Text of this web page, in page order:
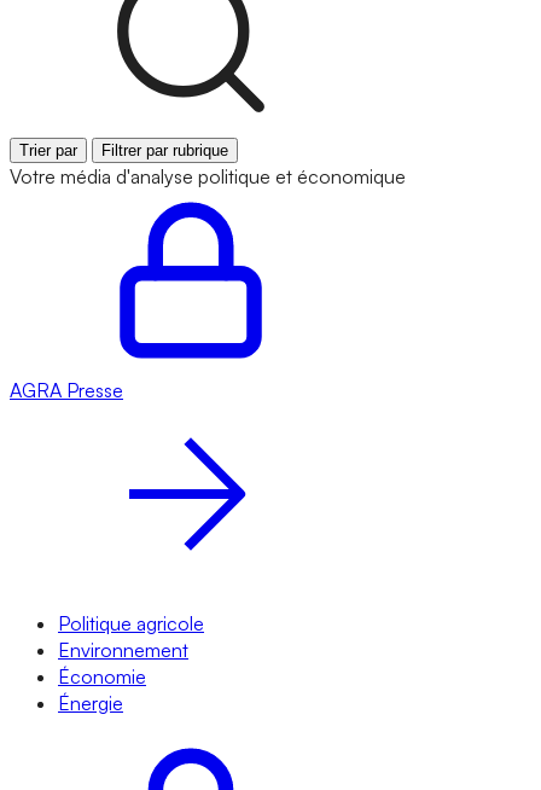
Trier par Filtrer par rubrique
Votre média d'analyse politique et économique
AGRA Presse
Politique agricole
Environnement
Économie
Énergie